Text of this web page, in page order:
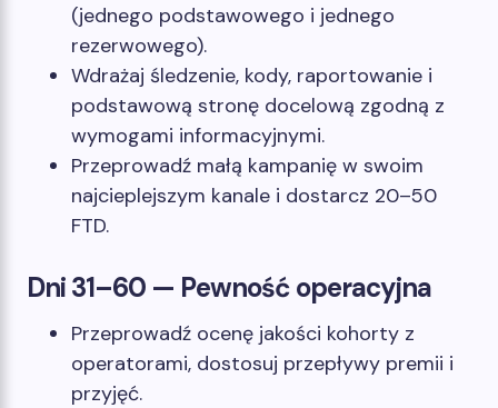
(jednego podstawowego i jednego
rezerwowego).
Wdrażaj śledzenie, kody, raportowanie i
podstawową stronę docelową zgodną z
wymogami informacyjnymi.
Przeprowadź małą kampanię w swoim
najcieplejszym kanale i dostarcz 20–50
FTD.
Dni 31–60 — Pewność operacyjna
Przeprowadź ocenę jakości kohorty z
operatorami, dostosuj przepływy premii i
przyjęć.